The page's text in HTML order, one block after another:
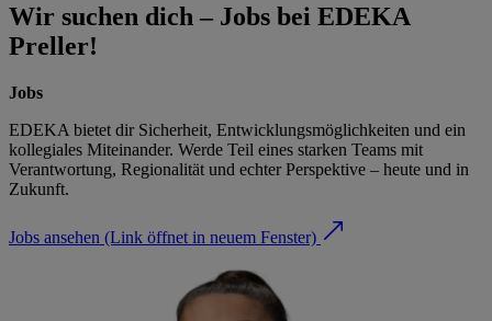
Wir suchen dich – Jobs bei EDEKA
Preller!
Jobs
EDEKA bietet dir Sicherheit, Entwicklungsmöglichkeiten und ein
kollegiales Miteinander. Werde Teil eines starken Teams mit
Verantwortung, Regionalität und echter Perspektive – heute und in
Zukunft.
Jobs ansehen (Link öffnet in neuem Fenster)